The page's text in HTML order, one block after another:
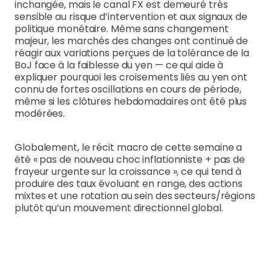
inchangée, mais le canal FX est demeuré très
sensible au risque d’intervention et aux signaux de
politique monétaire. Même sans changement
majeur, les marchés des changes ont continué de
réagir aux variations perçues de la tolérance de la
BoJ face à la faiblesse du yen — ce qui aide à
expliquer pourquoi les croisements liés au yen ont
connu de fortes oscillations en cours de période,
même si les clôtures hebdomadaires ont été plus
modérées.
Globalement, le récit macro de cette semaine a
été « pas de nouveau choc inflationniste + pas de
frayeur urgente sur la croissance », ce qui tend à
produire des taux évoluant en range, des actions
mixtes et une rotation au sein des secteurs/régions
plutôt qu’un mouvement directionnel global.